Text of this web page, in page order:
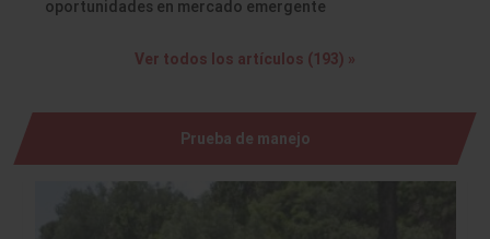
oportunidades en mercado emergente
Ver todos los artículos (193) »
Prueba de manejo